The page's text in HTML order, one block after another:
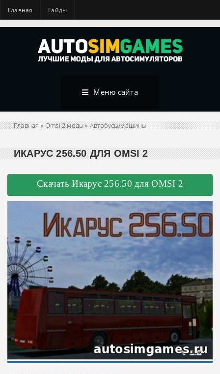
Главная Гайды
Меню сайта
Главная»Omsi 2 моды»Автобусы/машины
ИКАРУС 256.50 ДЛЯ OMSI 2
Скачать Икарус 256.50 для OMSI 2